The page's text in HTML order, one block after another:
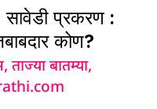
प्रकरण :
कोण?
,ताज्या बातम्या,